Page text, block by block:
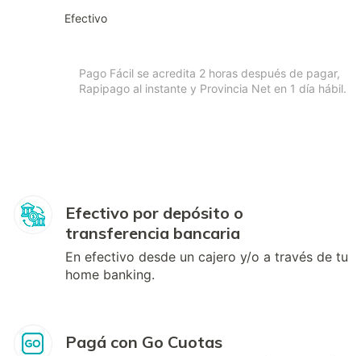
Efectivo
Pago Fácil se acredita 2 horas después de pagar,
Rapipago al instante y Provincia Net en 1 día hábil.
Efectivo por depósito o
transferencia bancaria
En efectivo desde un cajero y/o a través de tu
home banking.
Pagá con Go Cuotas